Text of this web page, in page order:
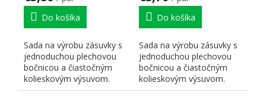
Do košíka
Sada na výrobu zásuvky s
jednoduchou plechovou
bočnicou a čiastočným
kolieskovým výsuvom.
Menovitá dĺžka výsuvu
Do košíka
Sada na výrobu zásuvky s
jednoduchou plechovou
bočnicou a čiastočným
kolieskovým výsuvom.
Menovitá dĺžka výsuvu